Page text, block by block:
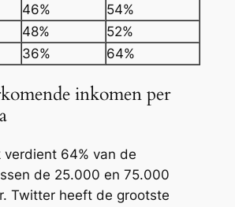
46%
54%
48%
52%
36% 64%
inkomen per
verdient 64% van de
de 25.000 en 75.000
Twitter heeft de grootste